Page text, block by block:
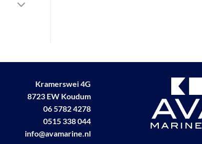
Kramerswei 4G
8723 EW Koudum
06 5782 4278
0515 338 044
info@avamarine.nl